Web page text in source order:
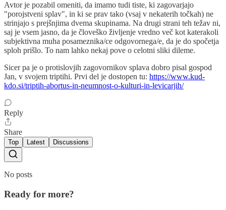
Avtor je pozabil omeniti, da imamo tudi tiste, ki zagovarjajo
"porojstveni splav", in ki se prav tako (vsaj v nekaterih točkah) ne
strinjajo s prejšnjima dvema skupinama. Na drugi strani teh težav ni,
saj je vsem jasno, da je človeško življenje vredno več kot katerakoli
subjektivna muha posameznika/ce odgovornega/e, da je do spočetja
sploh prišlo. To nam lahko nekaj pove o celotni sliki dileme.
Sicer pa je o protislovjih zagovornikov splava dobro pisal gospod
Jan, v svojem triptihi. Prvi del je dostopen tu: https://www.kud-
kdo.si/triptih-abortus-in-neumnost-o-kulturi-in-levicarjih/
Reply
Share
Top Latest Discussions
No posts
Ready for more?